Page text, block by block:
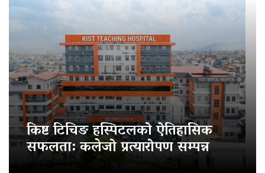
किष्ट टिचिङ हस्पिटलको ऐतिहासिक
सफलता: कलेजो प्रत्यारोपण सम्पन्न